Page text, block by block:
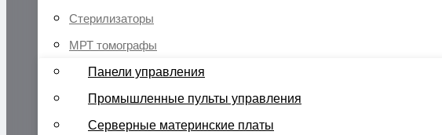
Стерилизаторы
МРТ томографы
Панели управления
Промышленные пульты управления
Серверные материнские платы